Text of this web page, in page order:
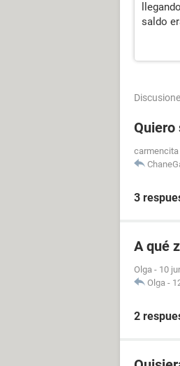
saldo
Quiero
carmencita
3
A qué
Olga - 10
Olga -
2